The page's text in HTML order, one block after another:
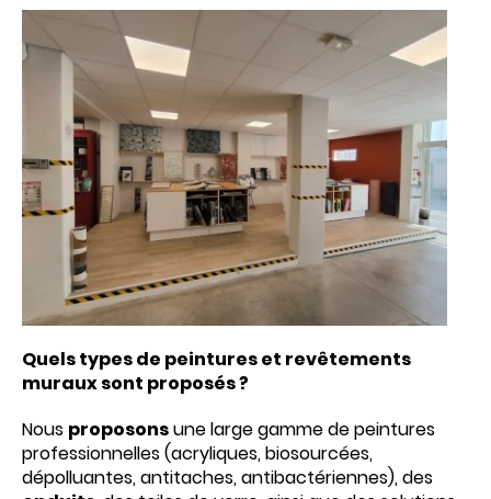
Quels types de peintures et revêtements
muraux sont proposés ?
Nous proposonsune large gamme de peintures
professionnelles (acryliques, biosourcées,
dépolluantes, antitaches, antibactériennes), des